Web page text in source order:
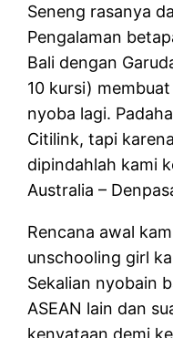
Seneng rasanya
Pengalaman
Bali dengan
10 kursi)
nyoba lagi.
Citilink, tapi
dipindahlah kami
Australia –
Rencana awal
unschooling girl
Sekalian nyobain
ASEAN lain dan
kenyataan demi